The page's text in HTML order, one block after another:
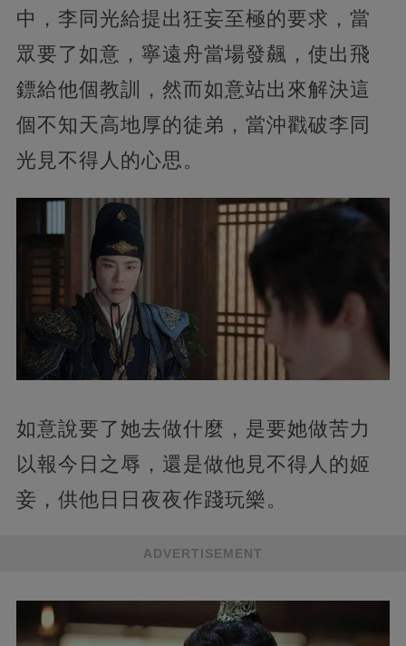
中，李同光給提出狂妄至極的要求，當
眾要了如意，寧遠舟當場發飆，使出飛
鏢給他個教訓，然而如意站出來解決這
個不知天高地厚的徒弟，當沖戳破李同
光見不得人的心思。
如意說要了她去做什麼，是要她做苦力
以報今日之辱，還是做他見不得人的姬
妾，供他日日夜夜作踐玩樂。
ADVERTISEMENT